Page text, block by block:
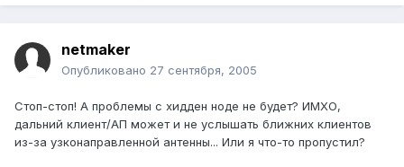
netmaker
Опубликовано 27 сентября, 2005
Стоп-стоп! А проблемы с хидден ноде не будет? ИМХО,
дальний клиент/АП может и не услышать ближних клиентов
из-за узконаправленной антенны... Или я что-то пропустил?